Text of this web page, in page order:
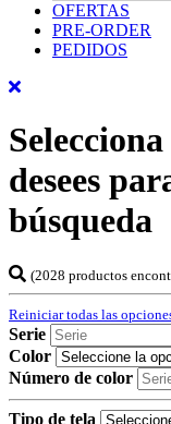
OFERTAS
PRE-ORDER
PEDIDOS
desees
búsqueda
(2028 productos
Reiniciar todas las
Serie
Color
Número de color
Tipo de tela